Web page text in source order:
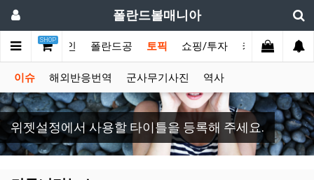
폴란드볼매니아
SHOP
메인 폴란드공 토픽 쇼핑/투자 커뮤 스포츠
이슈 해외반응번역 군사무기사진 역사
위젯설정에서 사용할 타이틀을 등록해 주세요.